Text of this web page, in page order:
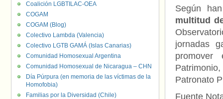
Según
multitud
jornadas
Patronato
Fuente
Coalición LGBTILAC-OEA
COGAM
COGAM (Blog)
Colectivo Lambda (Valencia)
Colectivo LGTB GAMÁ (Islas Canarias)
Comunidad Homosexual Argentina
Comunidad Homosexual de Nicaragua – CHN
Día Púrpura (en memoria de las víctimas de la
Homofobia)
Familias por la Diversidad (Chile)